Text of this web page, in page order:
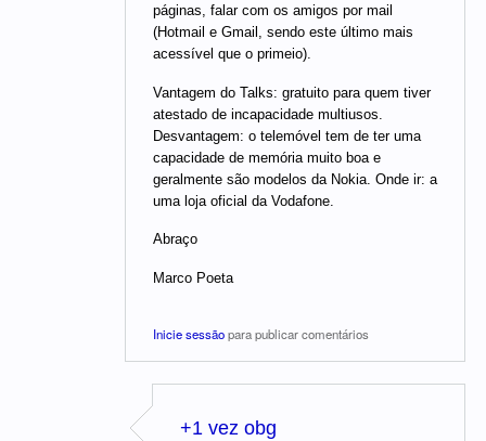
páginas, falar com os amigos por mail
(Hotmail e Gmail, sendo este último mais
acessível que o primeio).
Vantagem do Talks: gratuito para quem tiver
atestado de incapacidade multiusos.
Desvantagem: o telemóvel tem de ter uma
capacidade de memória muito boa e
geralmente são modelos da Nokia. Onde ir: a
uma loja oficial da Vodafone.
Abraço
Marco Poeta
Inicie sessãopara publicar comentários
+1 vez obg